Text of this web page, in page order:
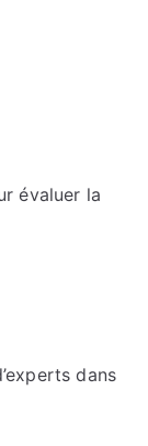
évaluer la
dans